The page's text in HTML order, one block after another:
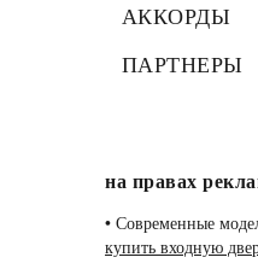
АККОРДЫ
ПАРТНЕРЫ
на правах
• Современные
купить входную